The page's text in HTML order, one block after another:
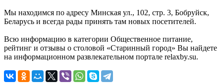
Мы находимся по адресу Минская ул., 102, стр. 3, Бобруйск,
Беларусь и всегда рады принять там новых посетителей.
Всю информацию в категории Общественное питание,
рейтинг и отзывы о столовой «Старинный город» Вы найдете
на информационном развлекательном портале relaxby.su.